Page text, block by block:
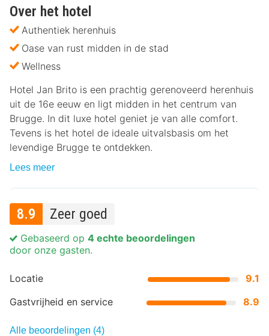
Over het hotel
Authentiek herenhuis
Oase van rust midden in de stad
Wellness
Hotel Jan Brito is een prachtig gerenoveerd herenhuis
uit de 16e eeuw en ligt midden in het centrum van
Brugge. In dit luxe hotel geniet je van alle comfort.
Tevens is het hotel de ideale uitvalsbasis om het
levendige Brugge te ontdekken.
Lees meer
8.9 Zeer goed
Locatie
9.1
Gastvrijheid en service
8.9
Gebaseerd op 4 echte beoordelingen
door onze gasten.
Alle beoordelingen (4)